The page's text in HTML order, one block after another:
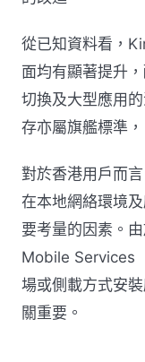
從已知資料看，
面均有顯著提升
切換及大型應用
存亦屬旗艦標準
對於香港用戶而
在本地網絡環境
要考量的因素。
Mobile Services
場或側載方式安
關重要。